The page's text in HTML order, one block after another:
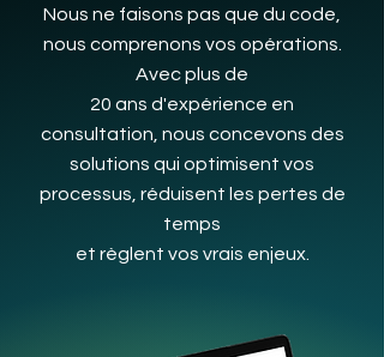
Nous ne faisons pas que du code,
nous comprenons vos opérations.
Avec plus de
20 ans d'expérience en
consultation, nous concevons des
solutions qui optimisent vos
processus, réduisent les pertes de
temps
et règlent vos vrais enjeux.